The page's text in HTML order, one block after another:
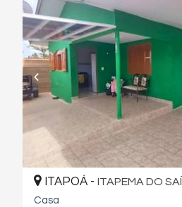
ITAPOÁ - ITAPEMA DO SAÍ
Casa